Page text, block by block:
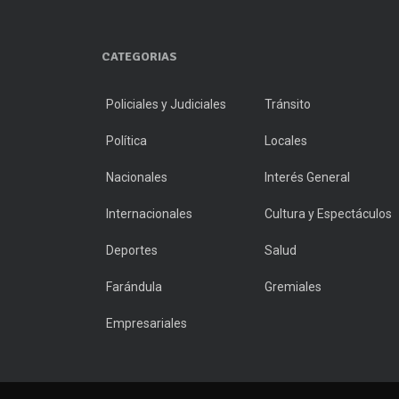
CATEGORIAS
Policiales y Judiciales Tránsito
Política Locales
Nacionales Interés General
Internacionales Cultura y Espectáculos
Deportes Salud
Farándula Gremiales
Empresariales